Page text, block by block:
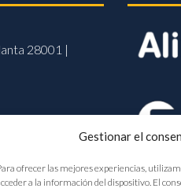
Gestionar el
ofrecer las mejores experiencias,
a la información del dispositivo. El
28001 |